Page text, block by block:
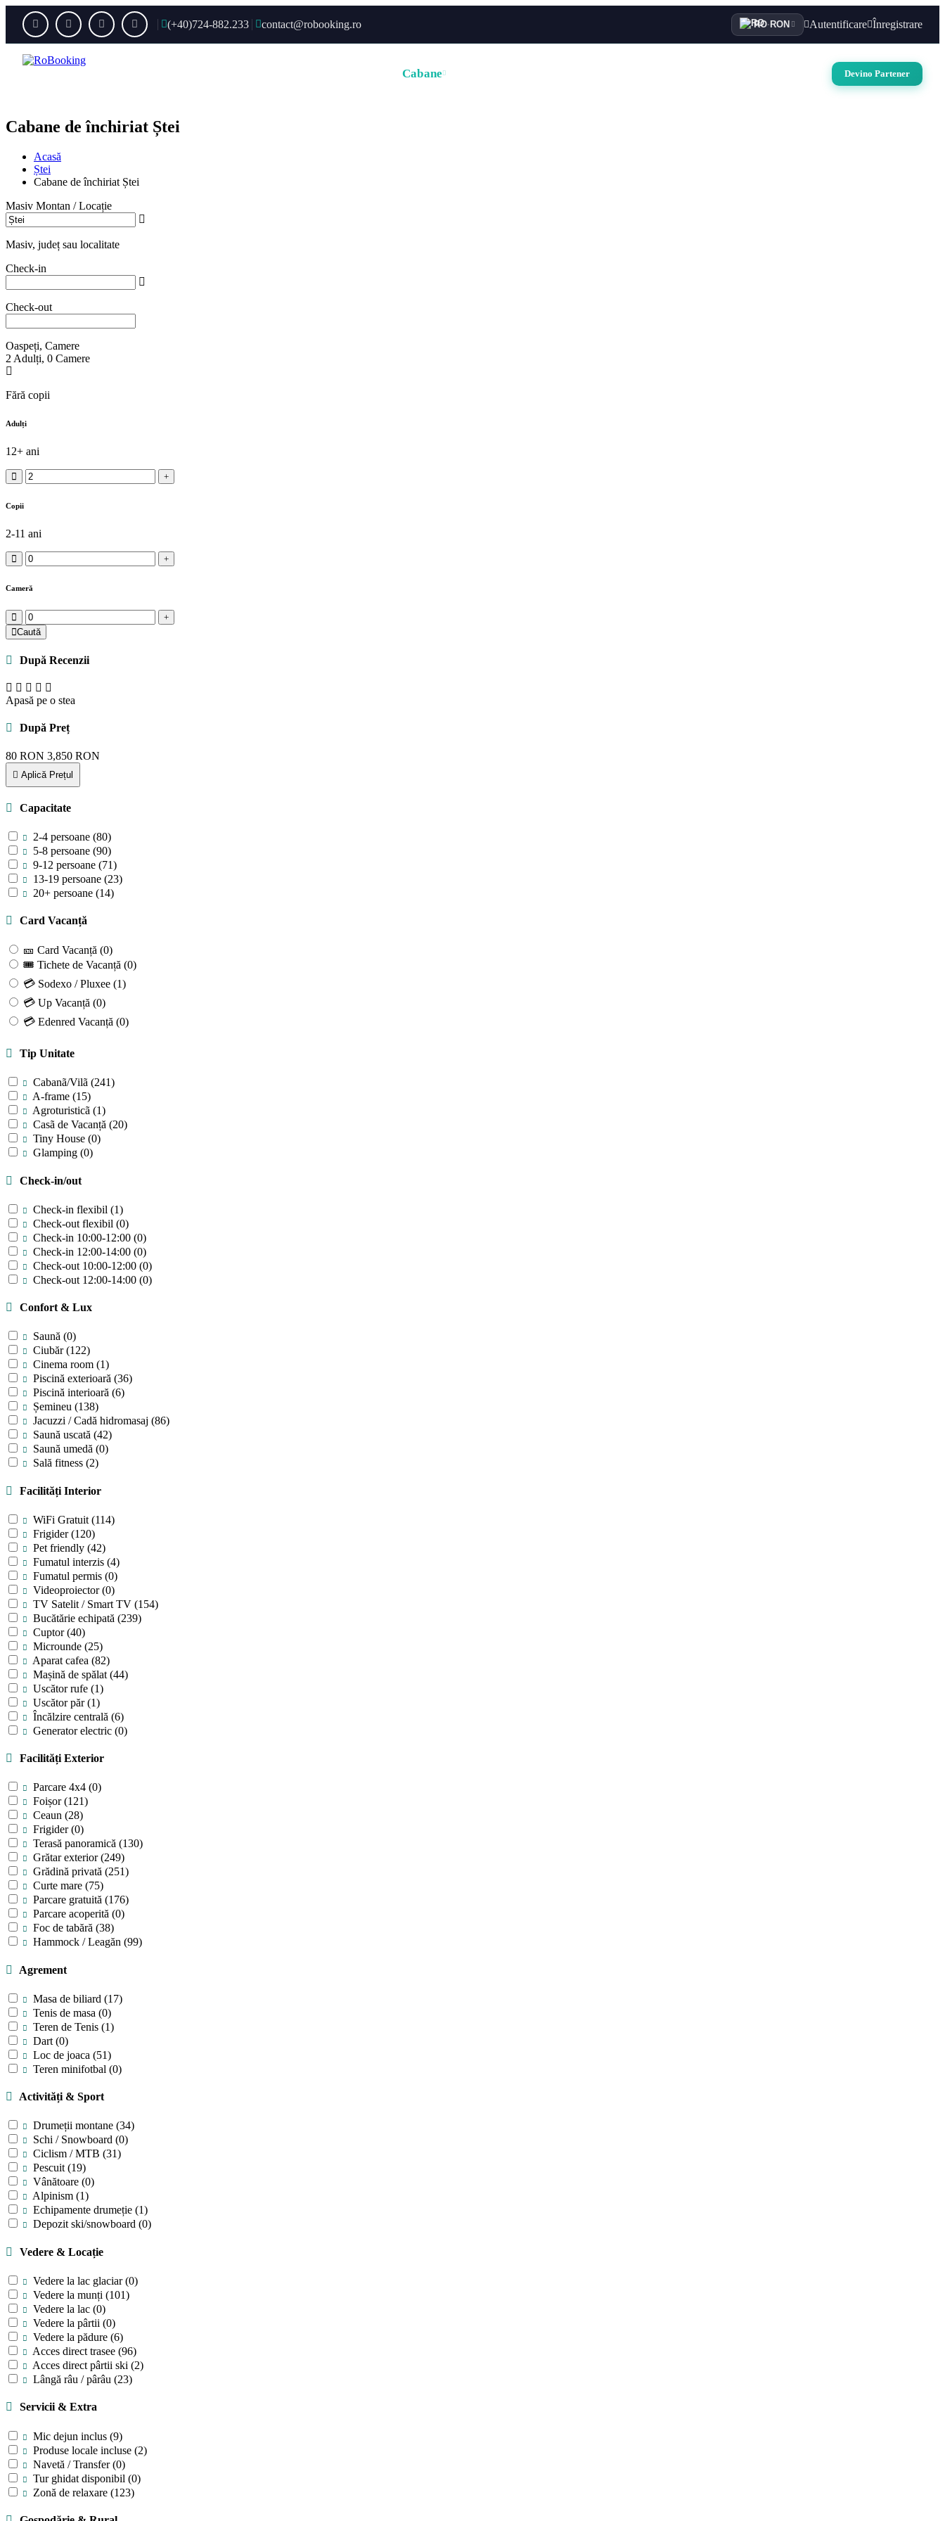
(+40)724-882.233 contact@robooking.ro RO· RON Autentificare Înregistrare
Cabane Devino Partener
Cabane de închiriat Ștei
Acasă
Ștei
Cabane de închiriat Ștei
Masiv Montan / Locație
Masiv, județ sau localitate
Check-in
Check-out
Oaspeți, Camere
2 Adulți, 0 Camere
Fără copii
Adulți
12+ ani
Copii
2-11 ani
Cameră
Caută
După Recenzii
Apasă pe o stea
După Preț
80 RON 3,850 RON
Aplică Prețul
Capacitate
2-4 persoane (80)
5-8 persoane (90)
9-12 persoane (71)
13-19 persoane (23)
20+ persoane (14)
Card Vacanță
🎫 Card Vacanță (0)
🎟 Tichete de Vacanță (0)
💳 Sodexo / Pluxee (1)
💳 Up Vacanță (0)
💳 Edenred Vacanță (0)
Tip Unitate
Cabanã/Vilã (241)
A-frame (15)
Agroturisticã (1)
Casã de Vacanță (20)
Tiny House (0)
Glamping (0)
Check-in/out
Check-in flexibil (1)
Check-out flexibil (0)
Check-in 10:00-12:00 (0)
Check-in 12:00-14:00 (0)
Check-out 10:00-12:00 (0)
Check-out 12:00-14:00 (0)
Confort & Lux
Saună (0)
Ciubăr(122)
Cinema room (1)
Piscină exterioară (36)
Piscină interioară (6)
Șemineu (138)
Jacuzzi / Cadă hidromasaj (86)
Saună uscată (42)
Saună umedă (0)
Sală fitness (2)
Facilități Interior
WiFi Gratuit (114)
Frigider(120)
Pet friendly (42)
Fumatul interzis (4)
Fumatul permis (0)
Videoproiector(0)
TV Satelit / Smart TV (154)
Bucătărie echipată (239)
Cuptor(40)
Microunde (25)
Aparat cafea (82)
Mașină de spălat (44)
Uscător rufe (1)
Uscător păr(1)
Încălzire centrală (6)
Generator electric (0)
Facilități Exterior
Parcare 4x4 (0)
Foișor(121)
Ceaun (28)
Frigider(0)
Terasă panoramică (130)
Grătar exterior(249)
Grădină privată (251)
Curte mare (75)
Parcare gratuită (176)
Parcare acoperită (0)
Foc de tabără (38)
Hammock / Leagăn (99)
Agrement
Masa de biliard (17)
Tenis de masa (0)
Teren de Tenis (1)
Dart (0)
Loc de joaca (51)
Teren minifotbal (0)
Activități & Sport
Drumeții montane (34)
Schi / Snowboard (0)
Ciclism / MTB (31)
Pescuit(19)
Vânătoare (0)
Alpinism (1)
Echipamente drumeție (1)
Depozit ski/snowboard (0)
Vedere & Locație
Vedere la lac glaciar(0)
Vedere la munți (101)
Vedere la lac (0)
Vedere la pârtii (0)
Vedere la pădure (6)
Acces direct trasee (96)
Acces direct pârtii ski (2)
Lângă râu / pârâu (23)
Servicii & Extra
Mic dejun inclus (9)
Produse locale incluse (2)
Navetă / Transfer(0)
Tur ghidat disponibil (0)
Zonă de relaxare (123)